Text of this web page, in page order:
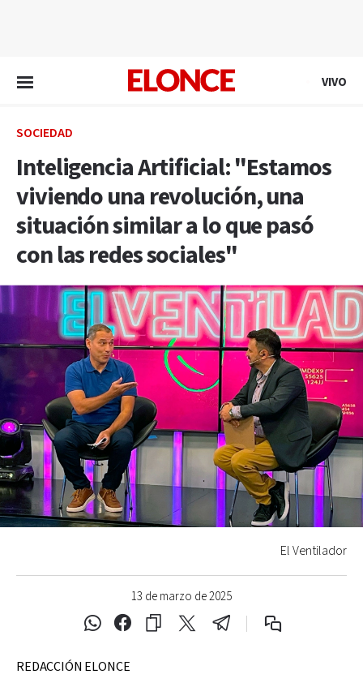
VIVO
SOCIEDAD
Inteligencia Artificial: "Estamos
viviendo una revolución, una
situación similar a lo que pasó
con las redes sociales"
13 de marzo de 2025
El Ventilador
REDACCIÓN ELONCE